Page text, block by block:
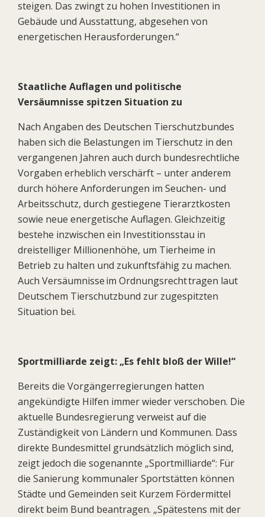
steigen. Das zwingt zu hohen Investitionen in
Gebäude und Ausstattung, abgesehen von
energetischen Herausforderungen.“
Staatliche Auflagen und politische
Versäumnisse spitzen Situation zu
Nach Angaben des Deutschen Tierschutzbundes
haben sich die Belastungen im Tierschutz in den
vergangenen Jahren auch durch bundesrechtliche
Vorgaben erheblich verschärft – unter anderem
durch höhere Anforderungen im Seuchen- und
Arbeitsschutz, durch gestiegene Tierarztkosten
sowie neue energetische Auflagen. Gleichzeitig
bestehe inzwischen ein Investitionsstau in
dreistelliger Millionenhöhe, um Tierheime in
Betrieb zu halten und zukunftsfähig zu machen.
Auch Versäumnisse im Ordnungsrecht tragen laut
Deutschem Tierschutzbund zur zugespitzten
Situation bei.
Sportmilliarde zeigt: „Es fehlt bloß der Wille!“
Bereits die Vorgängerregierungen hatten
angekündigte Hilfen immer wieder verschoben. Die
aktuelle Bundesregierung verweist auf die
Zuständigkeit von Ländern und Kommunen. Dass
direkte Bundesmittel grundsätzlich möglich sind,
zeigt jedoch die sogenannte „Sportmilliarde“: Für
die Sanierung kommunaler Sportstätten können
Städte und Gemeinden seit Kurzem Fördermittel
direkt beim Bund beantragen. „Spätestens mit der